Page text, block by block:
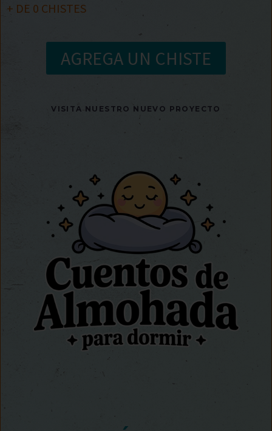
+ DE 0 CHISTES
AGREGA UN CHISTE
VISITA NUESTRO NUEVO PROYECTO